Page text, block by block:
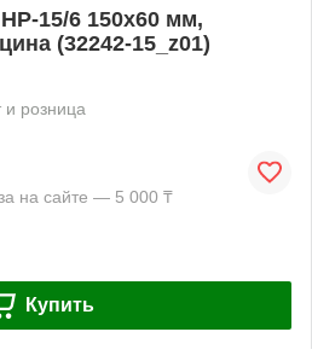
15/6 150х60 мм,
(32242-15_z01)
и розница
на сайте — 5 000 ₸
Купить